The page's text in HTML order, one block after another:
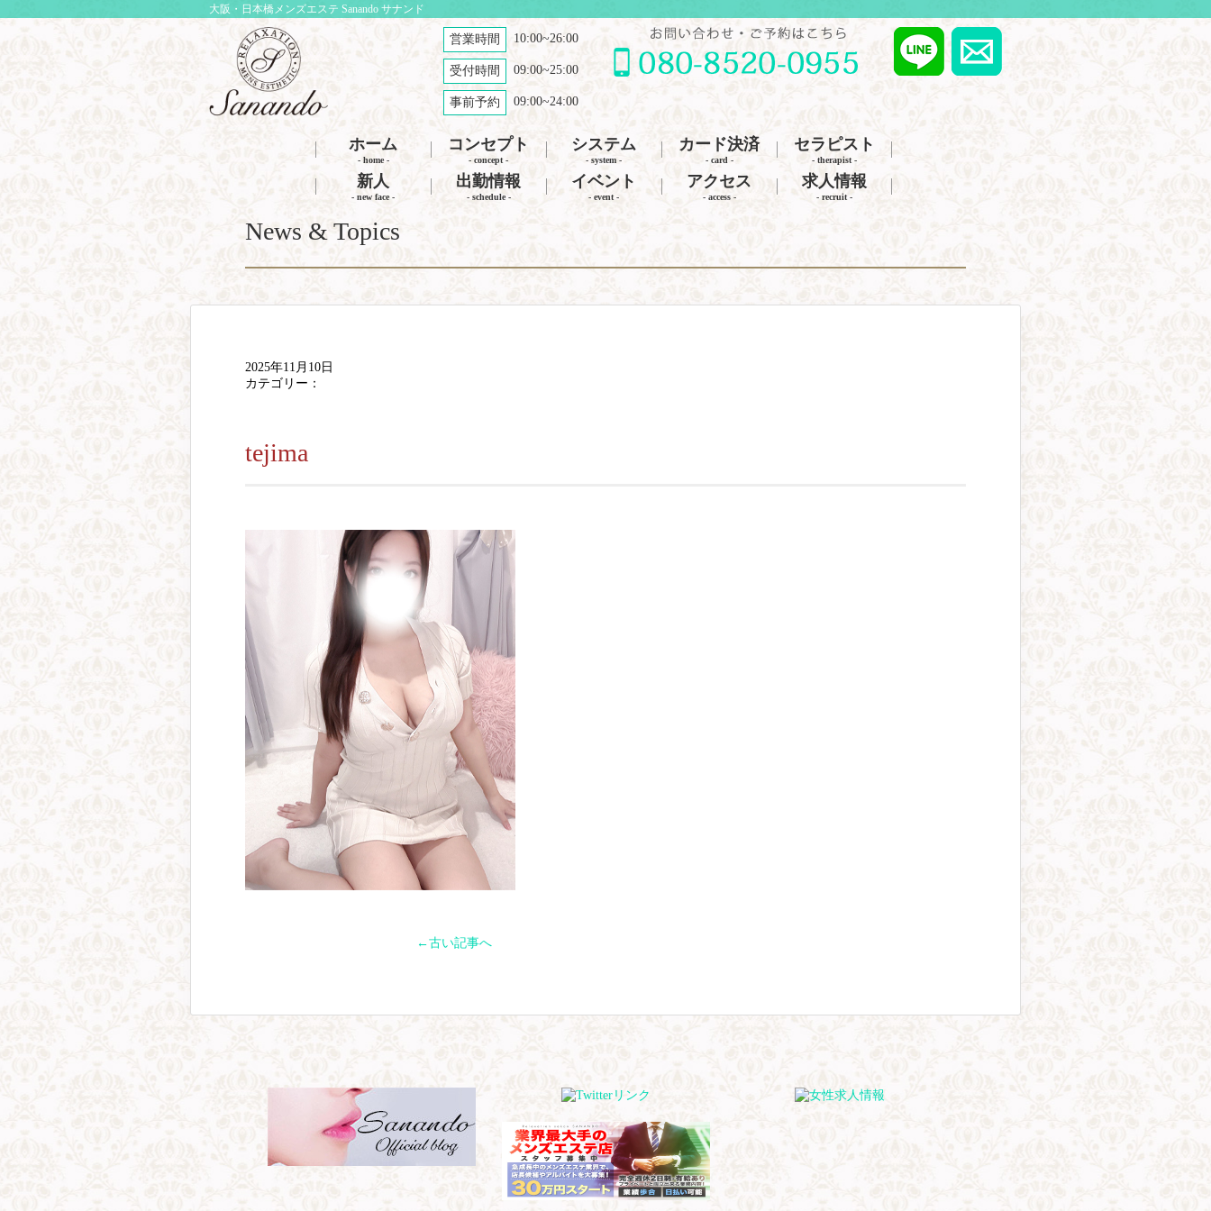
大阪・日本橋メンズエステ Sanando サナンド
営業時間 10:00~26:00
受付時間 09:00~25:00
事前予約 09:00~24:00
ホーム
- home -
コンセプト
- concept -
システム
- system -
カード決済
- card -
セラピスト
- therapist -
新人
- new face -
出勤情報
- schedule -
イベント
- event -
アクセス
- access -
求人情報
- recruit -
News & Topics
2025年11月10日
カテゴリー：
tejima
←古い記事へ